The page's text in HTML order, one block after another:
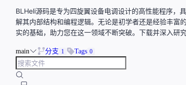
BLHeli源码是专为四旋翼设备电调设计的高性能程序，
解其内部结构和编程逻辑。无论是初学者还是经验丰富
实的基础，助力您在这一领域不断突破。下载并深入研
main 分支 1 Tags 0